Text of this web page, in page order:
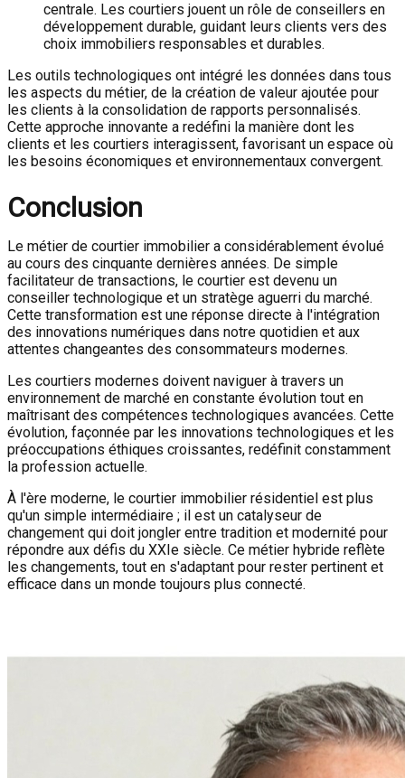
centrale. Les courtiers jouent un rôle de conseillers en
développement durable, guidant leurs clients vers des
choix immobiliers responsables et durables.
Les outils technologiques ont intégré les données dans tous
les aspects du métier, de la création de valeur ajoutée pour
les clients à la consolidation de rapports personnalisés.
Cette approche innovante a redéfini la manière dont les
clients et les courtiers interagissent, favorisant un espace où
les besoins économiques et environnementaux convergent.
Conclusion
Le métier de courtier immobilier a considérablement évolué
au cours des cinquante dernières années. De simple
facilitateur de transactions, le courtier est devenu un
conseiller technologique et un stratège aguerri du marché.
Cette transformation est une réponse directe à l'intégration
des innovations numériques dans notre quotidien et aux
attentes changeantes des consommateurs modernes.
Les courtiers modernes doivent naviguer à travers un
environnement de marché en constante évolution tout en
maîtrisant des compétences technologiques avancées. Cette
évolution, façonnée par les innovations technologiques et les
préoccupations éthiques croissantes, redéfinit constamment
la profession actuelle.
À l'ère moderne, le courtier immobilier résidentiel est plus
qu'un simple intermédiaire ; il est un catalyseur de
changement qui doit jongler entre tradition et modernité pour
répondre aux défis du XXIe siècle. Ce métier hybride reflète
les changements, tout en s'adaptant pour rester pertinent et
efficace dans un monde toujours plus connecté.